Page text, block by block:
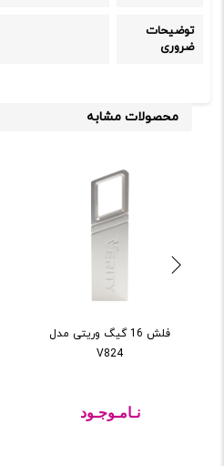
توضیحات
ضروری
محصولات مشابه
فلش 16 گيگ وريتی مدل
V824
نـامـوجـود